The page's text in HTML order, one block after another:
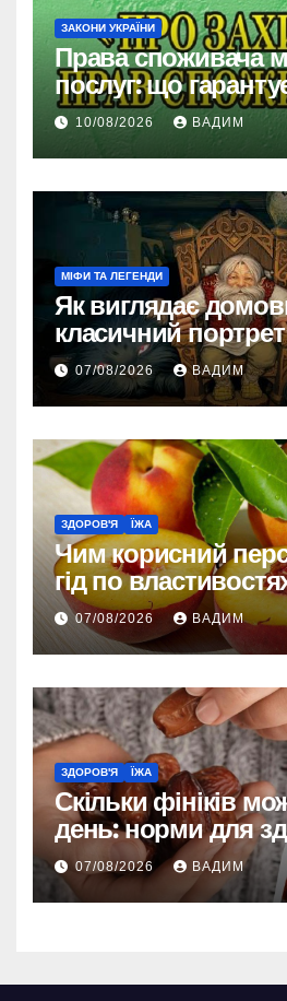
ЗАКОНИ УКРАЇНИ
Права споживача
послуг: що
10/08/2026 ВАДИМ
МІФИ ТА ЛЕГЕНДИ
Як виглядає
класичний портрет
зовнішності
07/08/2026 ВАДИМ
ЗДОРОВ'Я ЇЖА
Чим корисний
гід по
впливі на організм
07/08/2026 ВАДИМ
ЗДОРОВ'Я ЇЖА
Скільки фініків
день: норми для
енергії
07/08/2026 ВАДИМ